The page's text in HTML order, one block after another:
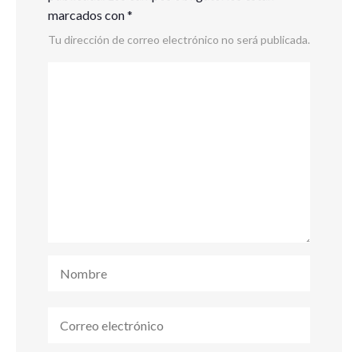
marcados con*
Tu dirección de correo electrónico no será publicada.